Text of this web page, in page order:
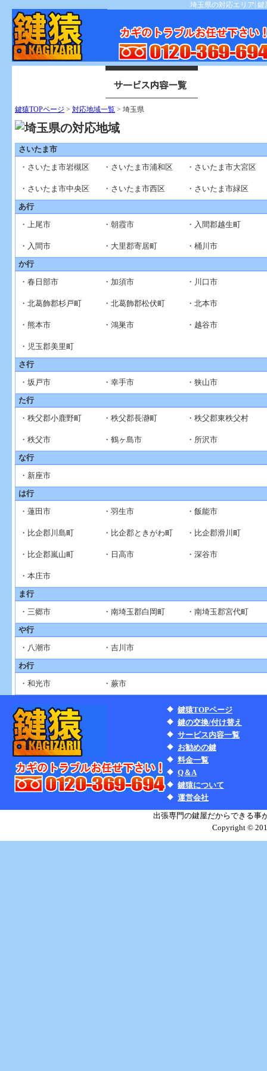
埼玉県の対応エリア|
鍵猿TOPページ > 対応地域一覧 > 埼玉県
さいたま市
・さいたま市岩槻区
・さいたま市浦和区 ・さいたま市大宮区
・さいたま市中央区 ・さいたま市西区
・さいたま市緑区
あ行
・上尾市
・朝霞市 ・入間郡越生町
・入間市 ・大里郡寄居町
・桶川市
か行
・春日部市
・加須市 ・川口市
・北葛飾郡杉戸町 ・北葛飾郡松伏町 ・北本市
・熊本市 ・鴻巣市 ・越谷市
・児玉郡美里町
さ行
・坂戸市
・幸手市
・狭山市
た行
・秩父郡小鹿野町
・秩父郡長瀞町 ・秩父郡東秩父村
・秩父市 ・鶴ヶ島市
・所沢市
な行
・新座市
は行
・蓮田市
・羽生市 ・飯能市
・比企郡川島町 ・比企郡ときがわ町 ・比企郡滑川町
・比企郡嵐山町 ・日高市 ・深谷市
・本庄市
ま行
・三郷市
・南埼玉郡白岡町
・南埼玉郡宮代町
や行
・八潮市
・吉川市
わ行
・和光市
・蕨市
鍵猿TOPページ
鍵の交換/付け替え
サービス内容一覧
お勧めの鍵
料金一覧
Q＆A
鍵猿について
運営会社
出張専門の鍵屋だからできる事
Copyright ©